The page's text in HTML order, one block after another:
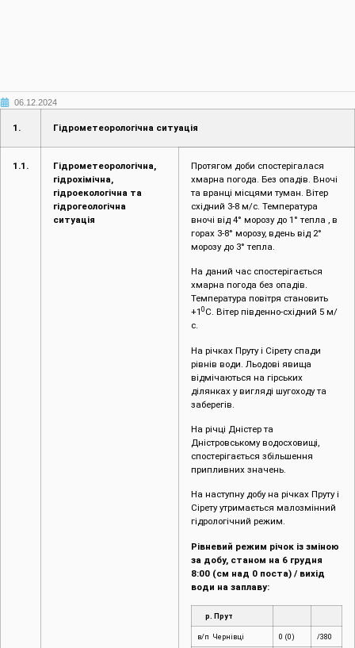
06.12.2024
1. Гідрометеорологічна ситуація
1.1.
Гідрометеорологічна,
гідрохімічна,
гідроекологічна та
гідрогеологічна
ситуація
Протягом доби спостерігалася
хмарна погода. Без опадів. Вночі
та вранці місцями туман. Вітер
східний 3-8 м/с. Температура
вночі від 4° морозу до 1° тепла , в
горах 3-8° морозу, вдень від 2°
морозу до 3° тепла.
На даний час спостерігається
хмарна погода без опадів.
Температура повітря становить
+1 0 С. Вітер південно-східний 5 м/
с.
На річках Пруту і Сірету спади
рівнів води. Льодові явища
відмічаються на гірських
ділянках у вигляді шугоходу та
заберегів.
На річці Дністер та
Дністровському водосховищі,
спостерігається збільшення
припливних значень.
На наступну добу на річках Пруту і
Сірету утримається малозмінний
гідрологічний режим.
Рівневий режим річок із зміною
за добу, станом на 6 грудня
8:00 (см над 0 поста) / вихід
води на заплаву:
р. Прут
в/п Чернівці 0 (0) /380